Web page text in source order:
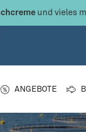
und vieles
ANGEBOTE